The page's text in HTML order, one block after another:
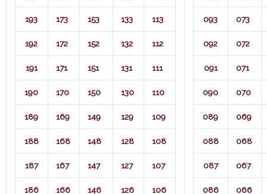
193 173 153 133 113
192 172 152 132 112
191 171 151 131 111
190 170 150 130 110
189 169 149 129 109
188 168 148 128 108
187 167 147 127 107
186 166 146 126 106
093 073
092 072
091 071​
090 070
089 069
088 068
087 067
086 066